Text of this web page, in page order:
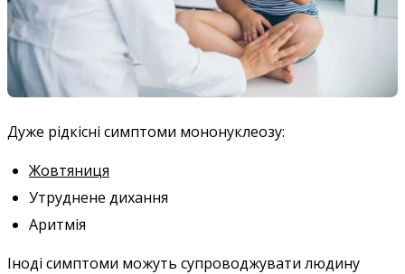
Дуже рідкісні симптоми мононуклеозу:
Жовтяниця
Утруднене дихання
Аритмія
Іноді симптоми можуть супроводжувати людину